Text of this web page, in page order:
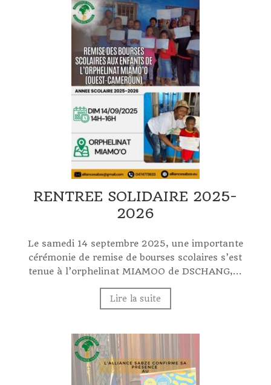
RENTREE SOLIDAIRE 2025-
2026
Le samedi 14 septembre 2025, une importante
cérémonie de remise de bourses scolaires s’est
tenue à l’orphelinat MIAMOO de DSCHANG,...
Lire la suite